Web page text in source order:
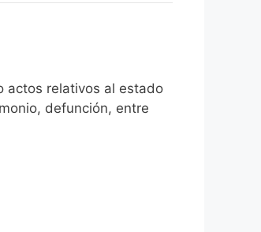
actos relativos al estado
defunción, entre